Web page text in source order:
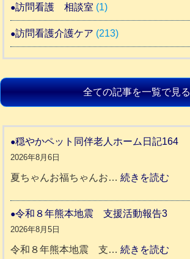
訪問看護 相談室 (1)
訪問看護介護ケア (213)
全ての記事を一覧で見る
穏やかペット同伴老人ホーム日記164
2026年8月6日
夏ちゃんお福ちゃんお…続きを読む
令和８年熊本地震 支援活動報告3
2026年8月5日
令和８年熊本地震 支…続きを読む